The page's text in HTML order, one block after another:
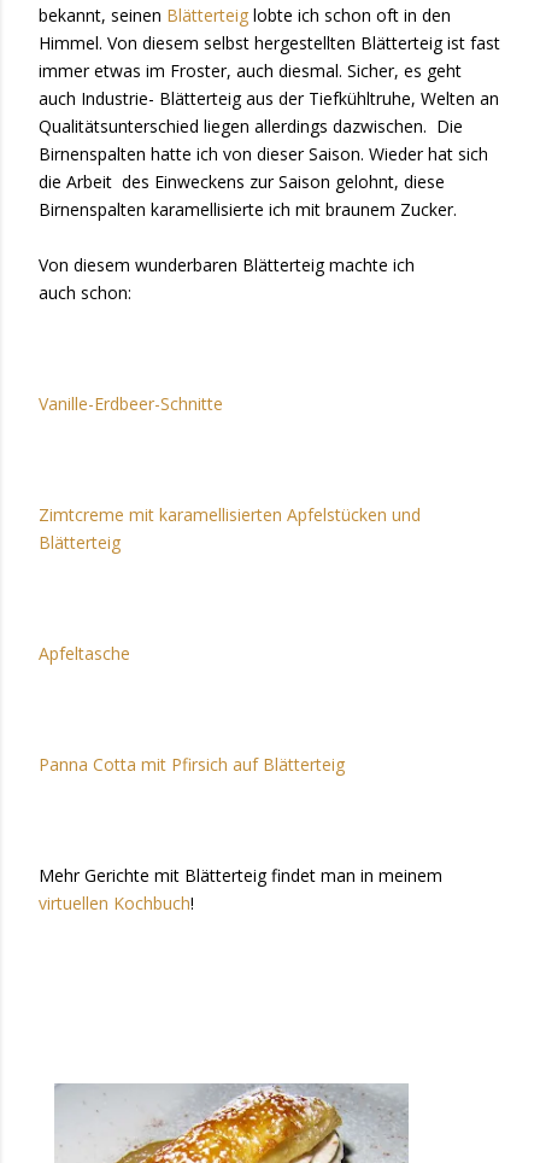
bekannt, seinen Blätterteig lobte ich schon oft in den
Himmel. Von diesem selbst hergestellten Blätterteig ist fast
immer etwas im Froster, auch diesmal. Sicher, es geht
auch Industrie- Blätterteig aus der Tiefkühltruhe, Welten an
Qualitätsunterschied liegen allerdings dazwischen. Die
Birnenspalten hatte ich von dieser Saison. Wieder hat sich
die Arbeit des Einweckens zur Saison gelohnt, diese
Birnenspalten karamellisierte ich mit braunem Zucker.
Von diesem wunderbaren Blätterteig machte ich
auch schon:
Vanille-Erdbeer-Schnitte
Zimtcreme mit karamellisierten Apfelstücken und
Blätterteig
Apfeltasche
Panna Cotta mit Pfirsich auf Blätterteig
Mehr Gerichte mit Blätterteig findet man in meinem
virtuellen Kochbuch!